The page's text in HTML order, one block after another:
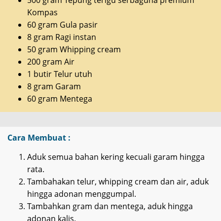
Kompas
60 gram Gula pasir
8 gram Ragi instan
50 gram Whipping cream
200 gram Air
1 butir Telur utuh
8 gram Garam
60 gram Mentega
Cara Membuat :
Aduk semua bahan kering kecuali garam hingga
rata.
Tambahakan telur, whipping cream dan air, aduk
hingga adonan menggumpal.
Tambahkan gram dan mentega, aduk hingga
adonan kalis.